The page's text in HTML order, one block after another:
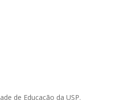
de Educação da USP.